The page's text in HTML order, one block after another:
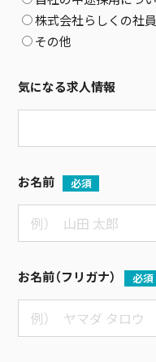
株式会社らしくの社
その他
気になる求人情報
お名前 必須
お名前（フリガナ） 必須